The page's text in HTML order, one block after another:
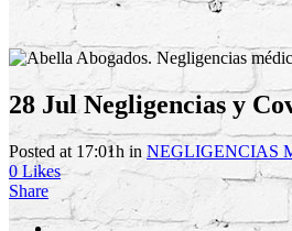
28 JulNegligencias y
Posted at 17:01h in NEGLIGENCIAS
0 Likes
Share